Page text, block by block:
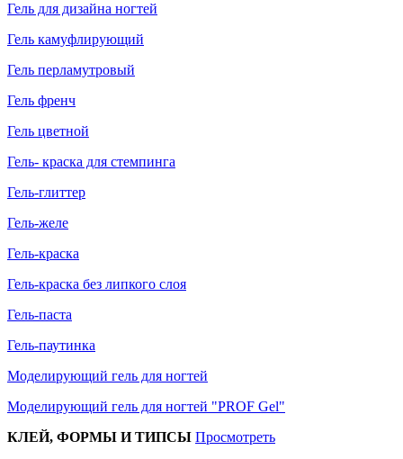
Гель для дизайна ногтей
Гель камуфлирующий
Гель перламутровый
Гель френч
Гель цветной
Гель- краска для стемпинга
Гель-глиттер
Гель-желе
Гель-краска
Гель-краска без липкого слоя
Гель-паста
Гель-паутинка
Моделирующий гель для ногтей
Моделирующий гель для ногтей "PROF Gel"
КЛЕЙ, ФОРМЫ И ТИПСЫ Просмотреть